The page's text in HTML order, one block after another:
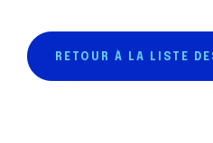
RETOUR À LA LISTE